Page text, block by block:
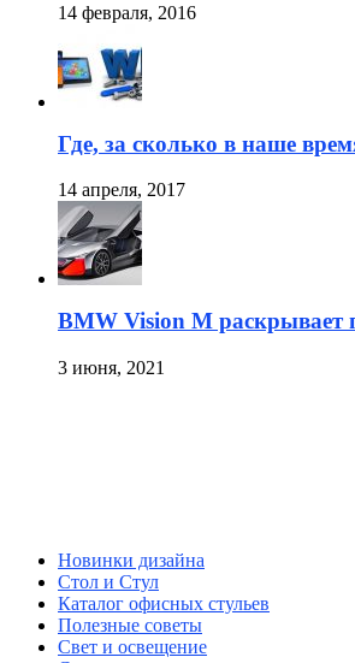
14 февраля, 2016
Где, за сколько в наше
14 апреля, 2017
BMW Vision M
3 июня, 2021
Новинки дизайна
Стол и Стул
Каталог офисных стульев
Полезные советы
Свет и освещение